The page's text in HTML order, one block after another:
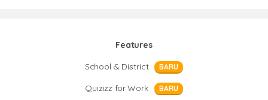
Features
School & District
BARU
Quizizz for Work BARU